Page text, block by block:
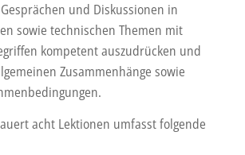
und Diskussionen in
sowie technischen Themen mit
kompetent auszudrücken und
Zusammenhänge sowie
acht Lektionen umfasst folgende